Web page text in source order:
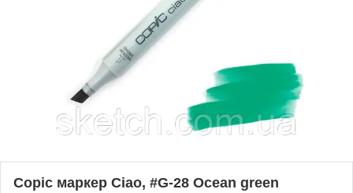
Copic маркер Ciao, #G-28 Ocean green